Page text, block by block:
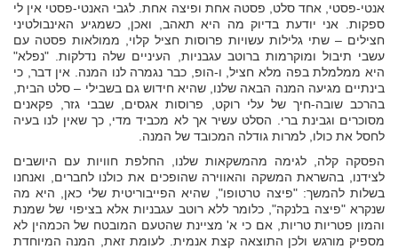
אנטי-פסטי, אחד סלט, פסטה אחת ופיצה אחת. לגבי האנטי-פסטי אין לי
ספקות. אני יודעת בדיוק מה היא תאהב, ואכן, כשמגיע האינבולטיני
חצילים – שתי גלילות עשויות פרוסות חציל קלוי, ממולאות פסטה עם
עשבי תיבול ומוקרמות ברוטב עגבניות, העיניים שלה נדלקות. "נפלא"
היא ממלמלת בפה מלא חציל, ו-הופ, כבר נגמרה לנו המנה. אין דבר, כי
בינתיים מגיעה המנה הבאה שלנו, שהיא חידוש גם בשבילי – סלט הבית,
בהרכב שובה-חיך של עלי רוקט, פרוסות אגסים, שבבי גזר, פקאנים
מסוכרים וגבינת ברי. הסלט עשיר אך לא מכביד מדי, כך שאין לנו בעיה
לחסל את כולו, למרות גודלה המכובד של המנה.
הפסקה קלה, לגימה מהמשקאות שלנו, החלפת חוויות עם היושבים
לצידנו, בהשראת המשקה והאווירה שהופכים את כולנו לחברים, ואנחנו
בשלות להמשך: "פיצה טרטופו", שהיא הפייבוריטית שלי כאן, היא מה
שנקרא "פיצה בלנקה", כלומר ללא רוטב עגבניות אלא בציפוי של שמנת
והמון פטריות טריות, אם כי א' מציינת שהטעם המובטח של הכמהין לא
מספיק מורגש ולכן התוצאה קצת אנמית. לעומת זאת, המנה המיוחדת